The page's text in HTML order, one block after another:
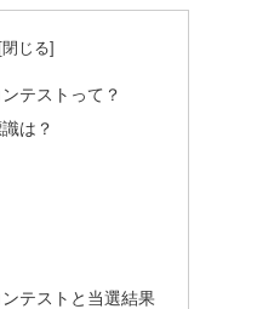
テストって？
は？
テストと当選結果